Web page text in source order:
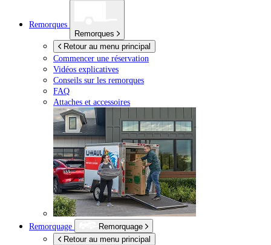
Remorques
Remorques
Retour au menu principal
Commencer une réservation
Vidéos explicatives
Conseils sur les remorques
FAQ
Attaches et accessoires
Remorquage
Remorquage
Retour au menu principal